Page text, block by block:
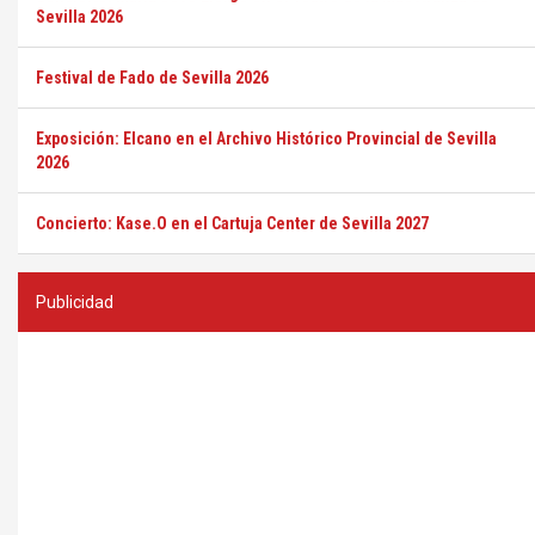
Sevilla 2026
Festival de Fado de Sevilla 2026
Exposición: Elcano en el Archivo Histórico Provincial de Sevilla
2026
Concierto: Kase.O en el Cartuja Center de Sevilla 2027
Publicidad